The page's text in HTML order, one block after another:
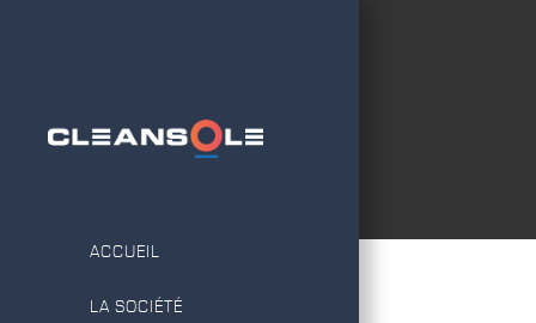
ACCUEIL
LA SOCIÉTÉ